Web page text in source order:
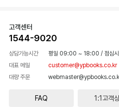
고객센터
1544-9020
상담가능시간 평일 09:00 ~ 18:00 / 점심
대표 메일
customer@ypbooks.co.kr
대량 주문
FAQ 1:1고객